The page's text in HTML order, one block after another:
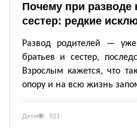
Почему при разводе
сестер: редкие
Развод родителей —
братьев и сестер,
Взрослым кажется, что
опору и на всю жизнь
Дети 921